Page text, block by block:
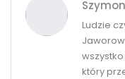
Szymon
Ludzie
który